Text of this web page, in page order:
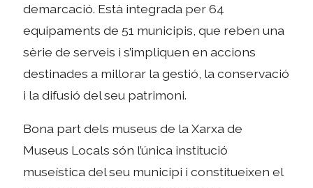
demarcació. Està integrada per 64
equipaments de 51 municipis, que reben una
sèrie de serveis i s’impliquen en accions
destinades a millorar la gestió, la conservació
i la difusió del seu patrimoni.
Bona part dels museus de la Xarxa de
Museus Locals són l’única institució
museística del seu municipi i constitueixen el